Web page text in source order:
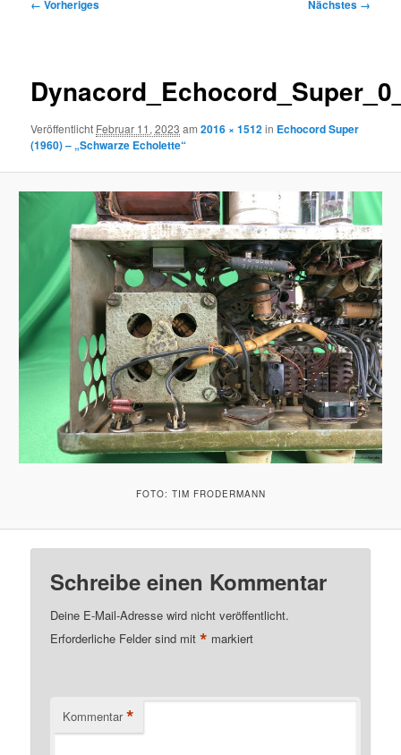
← Vorheriges Nächstes →
Veröffentlicht Februar 11, 2023 am2016 × 1512in Echocord Super
(1960) – „Schwarze Echolette“
FOTO: TIM FRODERMANN
Schreibe einen Kommentar
Deine E-Mail-Adresse wird nicht veröffentlicht.
Erforderliche Felder sind mit* markiert
Kommentar *